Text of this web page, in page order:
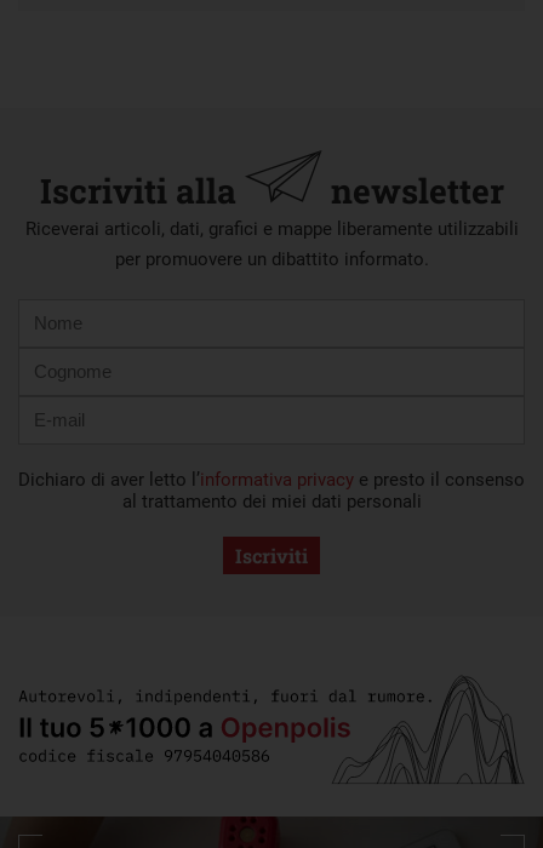
Iscriviti alla newsletter
Riceverai articoli, dati, grafici e mappe liberamente utilizzabili
per promuovere un dibattito informato.
mail
Dichiaro di aver letto l’informativa privacy e presto il consenso
al trattamento dei miei dati personali
Iscriviti